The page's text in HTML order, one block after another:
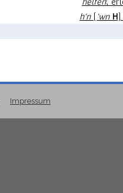
hʿn(ʿwn H
Impressum